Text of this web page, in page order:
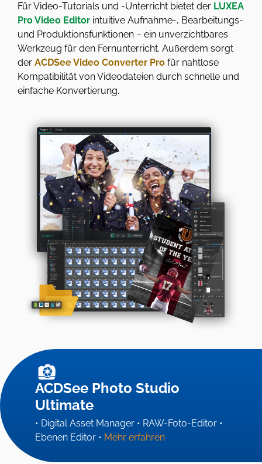
Für Video-Tutorials und -Unterricht bietet der LUXEA
Pro Video Editorintuitive Aufnahme-, Bearbeitungs-
und Produktionsfunktionen – ein unverzichtbares
Werkzeug für den Fernunterricht. Außerdem sorgt
der ACDSee Video Converter Profür nahtlose
Kompatibilität von Videodateien durch schnelle und
einfache Konvertierung.
ACDSee Photo Studio
Ultimate
• Digital Asset Manager • RAW-Foto-Editor •
Ebenen Editor • Mehr erfahren